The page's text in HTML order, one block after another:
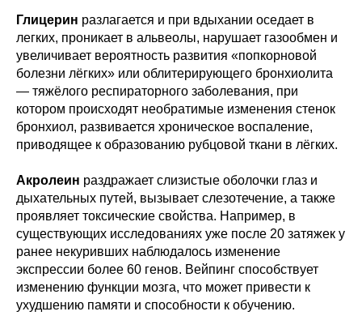
Глицерин разлагается и при вдыхании оседает в
легких, проникает в альвеолы, нарушает газообмен и
увеличивает вероятность развития «попкорновой
болезни лёгких» или облитерирующего бронхиолита
— тяжёлого респираторного заболевания, при
котором происходят необратимые изменения стенок
бронхиол, развивается хроническое воспаление,
приводящее к образованию рубцовой ткани в лёгких.
Акролеин раздражает слизистые оболочки глаз и
дыхательных путей, вызывает слезотечение, а также
проявляет токсические свойства. Например, в
существующих исследованиях уже после 20 затяжек у
ранее некуривших наблюдалось изменение
экспрессии более 60 генов. Вейпинг способствует
изменению функции мозга, что может привести к
ухудшению памяти и способности к обучению.